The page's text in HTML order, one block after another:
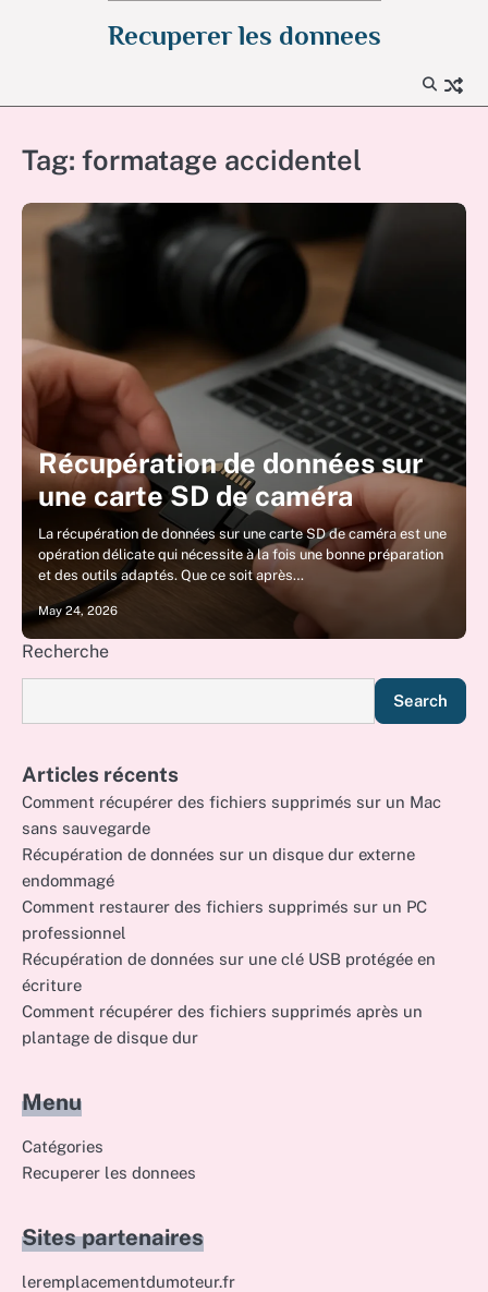
Recuperer les donnees
Tag: formatage accidentel
Récupération de données sur
une carte SD de caméra
La récupération de données sur une carte SD de caméra est une
opération délicate qui nécessite à la fois une bonne préparation
et des outils adaptés. Que ce soit après…
May 24, 2026
Recherche
Search
Articles récents
Comment récupérer des fichiers supprimés sur un Mac
sans sauvegarde
Récupération de données sur un disque dur externe
endommagé
Comment restaurer des fichiers supprimés sur un PC
professionnel
Récupération de données sur une clé USB protégée en
écriture
Comment récupérer des fichiers supprimés après un
plantage de disque dur
Menu
Catégories
Recuperer les donnees
Sites partenaires
leremplacementdumoteur.fr